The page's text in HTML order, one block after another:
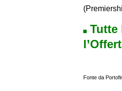
Tutte
Fonte da